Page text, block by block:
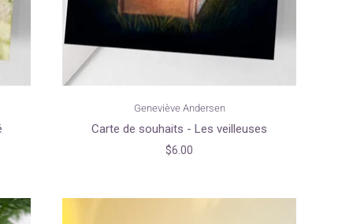
Geneviève Andersen
Carte de souhaits - Les veilleuses
$6.00